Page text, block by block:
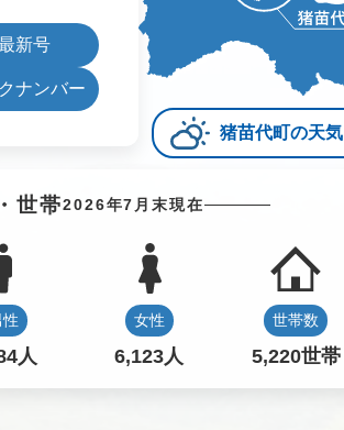
新号
ナンバー
猪苗代町の天気
世帯2026年7月末現在
人
女性
6,123人
世帯数
5,220世帯